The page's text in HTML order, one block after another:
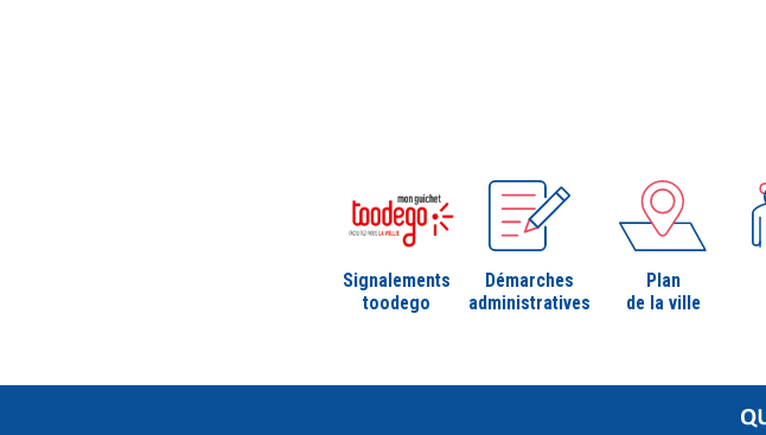
Signalements
toodego
Démarches
administratives
Plan
de la ville